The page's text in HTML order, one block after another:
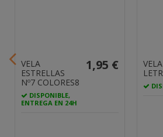
VELA
ESTRELLAS
Nº7 COLORES8
DISPONIBLE,
ENTREGA EN 24H
1,95 €